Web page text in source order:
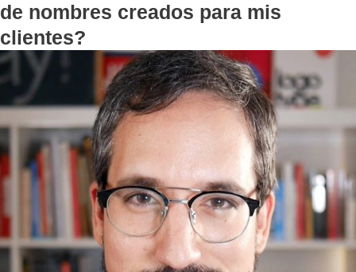
de nombres creados para mis
clientes?